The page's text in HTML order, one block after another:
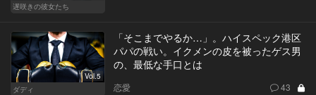
遅咲きの彼女たち
Vol.5
ダディ
「そこまでやるか…」。ハイスペック港区
パパの戦い。イクメンの皮を被ったゲス男
の、最低な手口とは
恋愛 43